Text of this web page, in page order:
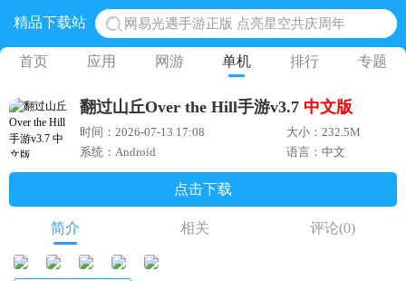
精品下载站
网易光遇手游正版 点亮星空共庆周年
黎明觉醒生机腾讯正版 黎明觉醒生机国际服
蛋仔派对下载 蛋仔派对体验服
奥特曼王者传奇 正版奥特曼游戏
地铁跑酷体验服国际服 地铁跑酷体验服版本
首页 应用 网游 单机 排行 专题
翻过山丘Over the Hill手游v3.7 中文版
时间：2026-07-13 17:08
大小：232.5M
系统：Android
语言：中文
点击下载
简介 相关 评论(0)